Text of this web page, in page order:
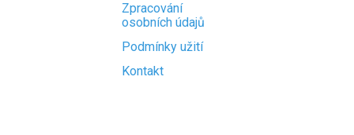
Zpracování
osobních údajů
Podmínky užití
Kontakt